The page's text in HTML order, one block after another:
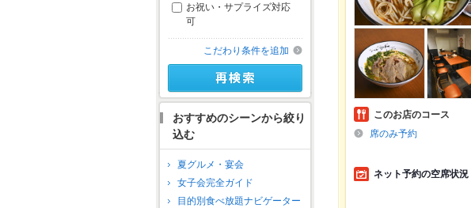
お祝い・サプライズ対応
可
こだわり条件を追加
おすすめのシーンから絞り
込む
夏グルメ・宴会
女子会完全ガイド
目的別食べ放題ナビゲーター
このお店のコース
席のみ予約
ネット予約の空席状況